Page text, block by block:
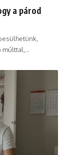
a párod
…